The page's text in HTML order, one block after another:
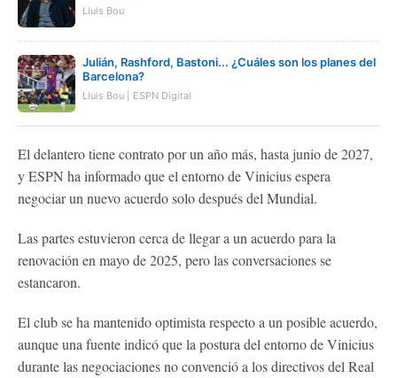
Lluis Bou
Julián, Rashford, Bastoni... ¿Cuáles son los planes del
Barcelona?
Lluis Bou | ESPN Digital
El delantero tiene contrato por un año más, hasta junio de 2027,
y ESPN ha informado que el entorno de Vinicius espera
negociar un nuevo acuerdo solo después del Mundial.
Las partes estuvieron cerca de llegar a un acuerdo para la
renovación en mayo de 2025, pero las conversaciones se
estancaron.
El club se ha mantenido optimista respecto a un posible acuerdo,
aunque una fuente indicó que la postura del entorno de Vinicius
durante las negociaciones no convenció a los directivos del Real